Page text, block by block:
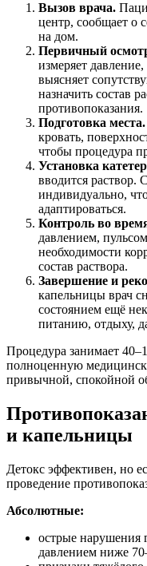
Вызов врача.
центр, сообщает о
на дом.
Первичный
измеряет
выясняет
назначить состав
противопоказания.
Подготовка места.
кровать,
чтобы процедура
Установка
вводится раствор.
индивидуально,
адаптироваться.
Контроль во
давлением,
необходимости
состав раствора.
Завершение и
капельницы врач
состоянием ещё
питанию, отдыху,
Процедура занимает
полноценную
привычной, спокойной
и капельницы
Детокс эффективен, но
проведение
Абсолютные:
острые нарушения
давлением ниже